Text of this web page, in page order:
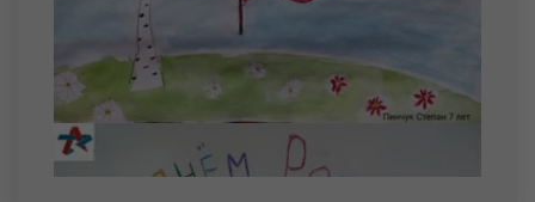
28 августа
Солохин Егор Валерьевич
Фурсов Семен Евгеньевич
29 августа
Рагузов Александр Ильич
Тихтилов Сергей Александрович